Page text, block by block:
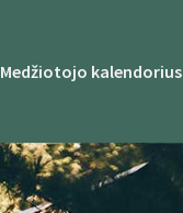
Medžiotojo kalendorius